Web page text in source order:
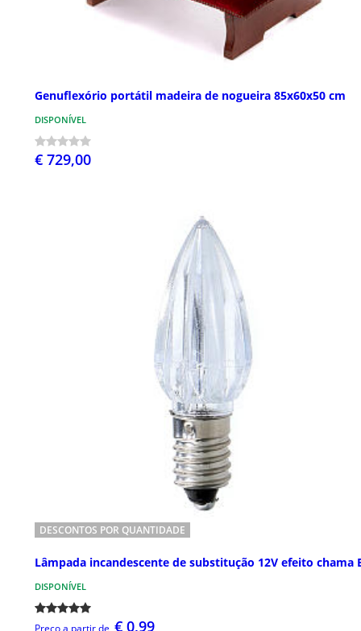
Genuflexório portátil madeira de nogueira 85x60x50 cm
DISPONÍVEL
€ 729,00
DESCONTOS POR QUANTIDADE
Lâmpada incandescente de substitução 12V efeito chama
DISPONÍVEL
€ 0,99